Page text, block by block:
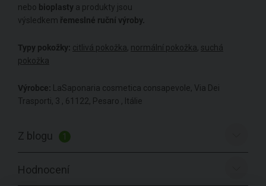
nebo bioplasty a produkty jsou
výsledkem řemeslné ruční výroby.
Typy pokožky: citlivá pokožka, normální pokožka, suchá
pokožka
Výrobce: LaSaponaria cosmetica consapevole, Via Dei
Trasporti, 3 , 61122, Pesaro , Itálie
Z blogu 1
Hodnocení